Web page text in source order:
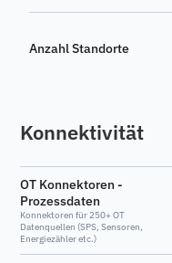
Anzahl Standorte
Konnektivität
OT Konnektoren -
Prozessdaten
Konnektoren für 250+ OT
Datenquellen (SPS, Sensoren,
Energiezähler etc.)